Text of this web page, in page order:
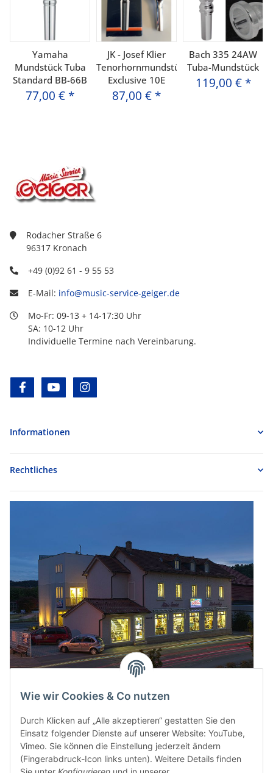
Wie wir Cookies & Co nutzen
Durch Klicken auf „Alle akzeptieren“ gestatten Sie den
Einsatz folgender Dienste auf unserer Website: YouTube,
Vimeo. Sie können die Einstellung jederzeit ändern
(Fingerabdruck-Icon links unten). Weitere Details finden
Yamaha
Mundstück Tuba
Standard BB-66B
77,00 € *
JK - Josef Klier
Tenorhornmundstück
Exclusive 10E
87,00 € *
Bach 335 24AW
Tuba-Mundstück
119,00 € *
Rodacher Straße 6
96317 Kronach
+49 (0)92 61 - 9 55 53
E-Mail: info@music-service-geiger.de
Mo-Fr: 09-13 + 14-17:30 Uhr
SA: 10-12 Uhr
Individuelle Termine nach Vereinbarung.
facebookyoutube
Informationen
Rechtliches